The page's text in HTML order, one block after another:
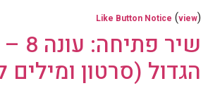
Like Button Notice (view)
שיר
הגדול (סרטון ומילים